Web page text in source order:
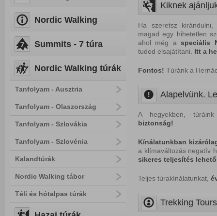
Nordic Walking
Summits - 7 túra
Nordic Walking túrák
Tanfolyam - Ausztria
Tanfolyam - Olaszország
Tanfolyam - Szlovákia
Tanfolyam - Szlovénia
Kalandtúrák
Nordic Walking tábor
Téli és hótalpas túrák
Kiknek
Ha szeretsz
magad egy hihetetlen
ahol még aspeciális
tudod elsajátítani. Itt a
Fontos! Túránk a
Alapelvünk.
A hegyekben,
biztonság!
Kínálatunkban
a klímaváltozás negatív
sikeres teljesítés
Teljes túrakínálatunkat,
Trekking